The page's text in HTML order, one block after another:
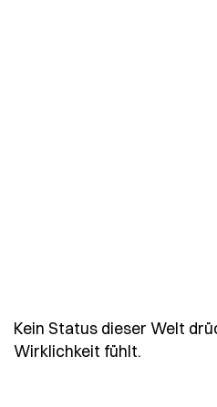
Kein Status dieser Welt
Wirklichkeit fühlt.